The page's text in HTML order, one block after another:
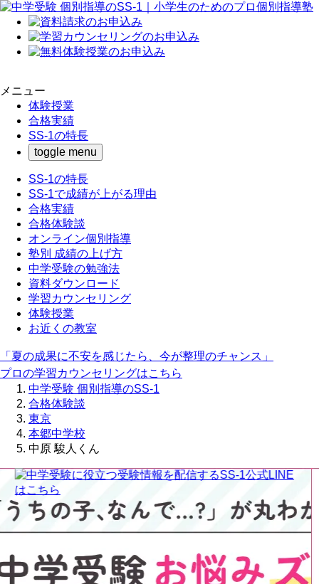
メニュー
体験授業
合格実績
SS-1の特長
toggle menu
SS-1の特長
SS-1で成績が上がる理由
合格実績
合格体験談
オンライン個別指導
塾別 成績の上げ方
中学受験の勉強法
資料ダウンロード
学習カウンセリング
体験授業
お近くの教室
「夏の成果に不安を感じたら、今が整理のチャンス」
プロの学習カウンセリングはこちら
中学受験 個別指導のSS-1
合格体験談
東京
本郷中学校
中原 駿人くん